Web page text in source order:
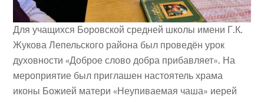
Для учащихся Боровской средней школы имени Г.К.
Жукова Лепельского района был проведён урок
духовности «Доброе слово добра прибавляет». На
мероприятие был приглашен настоятель храма
иконы Божией матери «Неупиваемая чаша» иерей